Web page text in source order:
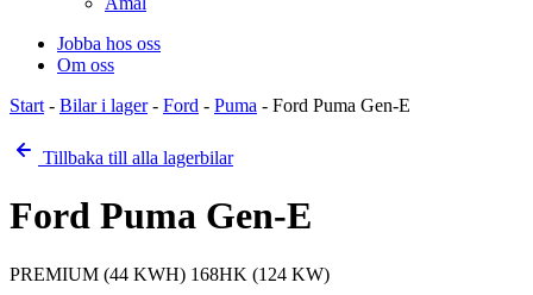
Jobba hos oss
Om oss
Start - Bilar i lager- Ford - Puma - Ford Puma Gen-E
Tillbaka till alla lagerbilar
Ford Puma Gen-E
PREMIUM (44 KWH) 168HK (124 KW)